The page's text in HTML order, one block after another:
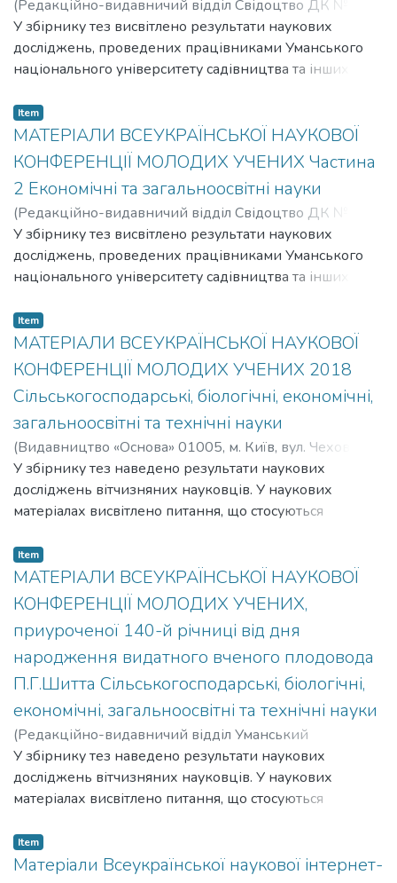
(Редакційно-видавничий відділ Свідоцтво ДК №
2499 від 18.05.2006 р. Уманського державного
аграрного університету вул. Інтернаціональна 2, м.
Умань, Черкаська обл., 20305,2011)
У збірнику тез висвітлено результати наукових
досліджень, проведених працівниками Уманського
національного університету садівництва та інших
України та науково-дослідних установ УААН.
Item
МАТЕРІАЛИ ВСЕУКРАЇНСЬКОЇ НАУКОВОЇ
КОНФЕРЕНЦІЇ МОЛОДИХ УЧЕНИХ Частина
2 Економічні та загальноосвітні науки
(Редакційно-видавничий відділ Свідоцтво ДК №
2499 від 18.05.2006 р. Уманського державного
аграрного університету вул. Інтернаціональна 2, м.
Умань, Черкаська обл., 20305,2010)
У збірнику тез висвітлено результати наукових
досліджень, проведених працівниками Уманського
національного університету садівництва та інших
України та науково-дослідних установ УААН.
Item
МАТЕРІАЛИ ВСЕУКРАЇНСЬКОЇ НАУКОВОЇ
КОНФЕРЕНЦІЇ МОЛОДИХ УЧЕНИХ 2018
Сільськогосподарські, біологічні, економічні,
загальноосвітні та технічні науки
(Видавництво «Основа» 01005, м. Київ, вул. Чехова, 11
Свідоцтво ДК № 3526 від 15.10.2009 р,2018)
У збірнику тез наведено результати наукових
досліджень вітчизняних науковців. У наукових
матеріалах висвітлено питання, що стосуються
Розраховано на студентів, аспірантів, докторантів,
викладачів, наукових співробітників та фахівців, які
займаються сучасними питаннями аграрного
виробництва й науки.
Item
МАТЕРІАЛИ ВСЕУКРАЇНСЬКОЇ НАУКОВОЇ
КОНФЕРЕНЦІЇ МОЛОДИХ УЧЕНИХ,
приуроченої 140-й річниці від дня
народження видатного вченого плодовода
П.Г.Шитта Сільськогосподарські, біологічні,
економічні, загальноосвітні та технічні науки
(Редакційно-видавничий відділ Уманський
національний університет садівництва Свідоцтво ДК
№ 2499 від 18.05.2006 р. вул. Інститутська 1, м. Умань,
Черкаська обл., 20305,2015)
У збірнику тез наведено результати наукових
досліджень вітчизняних науковців. У наукових
матеріалах висвітлено питання, що стосуються
Розраховано на студентів, аспірантів, докторантів,
викладачів, наукових співробітників та фахівців, які
Item
Матеріали Всеукраїнської наукової інтернет-